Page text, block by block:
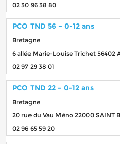
02 30 96 38 80
PCO TND 56 - 0-12 ans
Bretagne
6 allée Marie-Louise Trichet 56402
02 97 29 38 01
PCO TND 22 - 0-12 ans
Bretagne
20 rue du Vau Méno 22000 SAINT
02 96 65 59 20